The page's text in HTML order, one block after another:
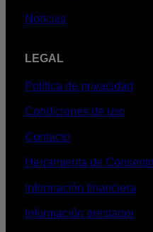
Noticias
LEGAL
Política de privacidad
Condiciones de uso
Contacto
Herramienta de
Información financiera
Información prestador